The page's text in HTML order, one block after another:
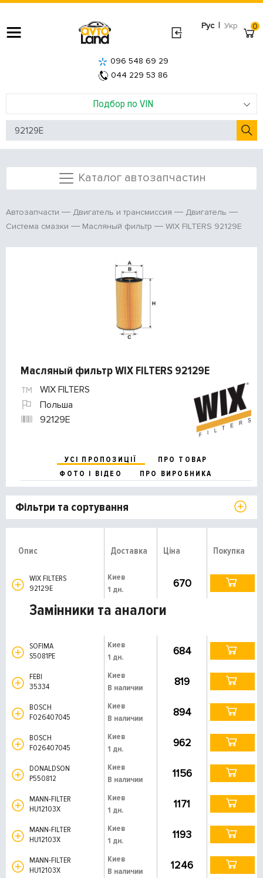
Рус | Укр
Подбор по VIN
096 548 69 29
044 229 53 86
0
Каталог автозапчастин
Автозапчасти Двигатель и трансмиссия
Двигатель
Система смазки
Масляный фильтр WIX FILTERS 92129E
Масляный фильтр WIX FILTERS 92129E
WIX FILTERS
Польша
92129E
УСІ ПРОПОЗИЦІЇ
ПРО ТОВАР
ФОТО І ВІДЕО
ПРО ВИРОБНИКА
Фільтри та сортування
Опис Доставка Ціна Покупка
WIX FILTERS
92129E
Киев
1 дн.
670
Замінники та аналоги
SOFIMA
S5081PE
Киев
1 дн.
684
FEBI
35334
Киев
В наличии
819
BOSCH
F026407045
Киев
В наличии
894
BOSCH
F026407045
Киев
1 дн.
962
DONALDSON
P550812
Киев
В наличии
1156
MANN-FILTER
HU12103X
Киев
1 дн.
1171
MANN-FILTER
HU12103X
Киев
1 дн.
1193
MANN-FILTER
HU12103X
Киев
В наличии
1246